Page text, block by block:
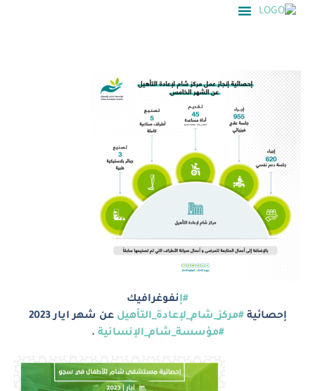
#إنفوغرافيك
إحصائية#مركز_شام_لإعادة_التأهيل عن شهر ايار 2023
#مؤسسة_شام_الإنسانية .